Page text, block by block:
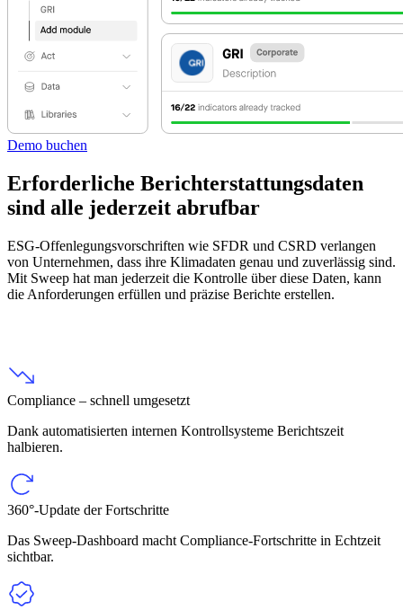
Demo buchen
Erforderliche Berichterstattungsdaten
sind alle jederzeit abrufbar
ESG-Offenlegungsvorschriften wie SFDR und CSRD verlangen
von Unternehmen, dass ihre Klimadaten genau und zuverlässig sind.
Mit Sweep hat man jederzeit die Kontrolle über diese Daten, kann
die Anforderungen erfüllen und präzise Berichte erstellen.
Compliance – schnell umgesetzt
Dank automatisierten internen Kontrollsysteme Berichtszeit
halbieren.
360°-Update der Fortschritte
Das Sweep-Dashboard macht Compliance-Fortschritte in Echtzeit
sichtbar.